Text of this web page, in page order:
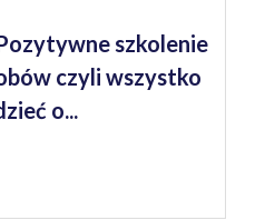
szkolenie
czyli wszystko
o...